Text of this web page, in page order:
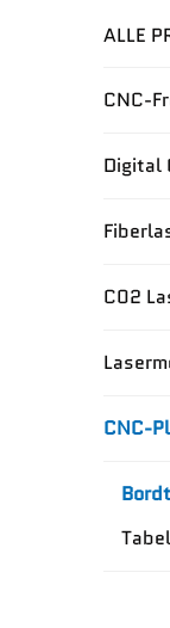
ALLE
CNC-
Digital
C02
CNC-